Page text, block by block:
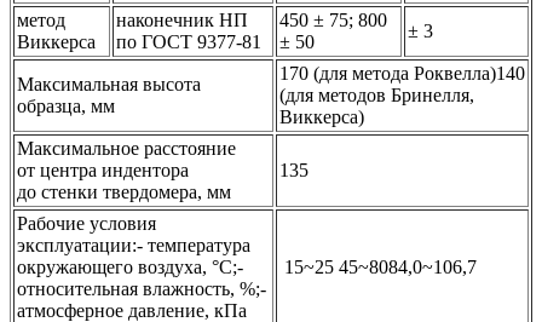
метод
Виккерса
наконечник НП
по ГОСТ 9377-81
450 ± 75; 800
± 50
± 3
Максимальная высота
образца, мм
170 (для метода Роквелла)140
(для методов Бринелля,
Виккерса)
Максимальное расстояние
от центра индентора
до стенки твердомера, мм
135
Рабочие условия
эксплуатации:- температура
окружающего воздуха, °С;-
относительная влажность, %;-
атмосферное давление, кПа
15~25 45~8084,0~106,7